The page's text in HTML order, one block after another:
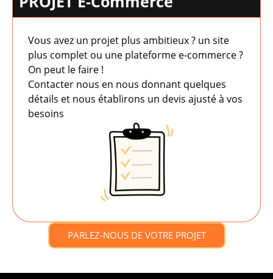
Vous avez un projet plus ambitieux ? un site
plus complet ou une plateforme e-commerce ?
On peut le faire !
Contacter nous en nous donnant quelques
détails et nous établirons un devis ajusté à vos
besoins
PARLEZ-NOUS DE VOTRE PROJET